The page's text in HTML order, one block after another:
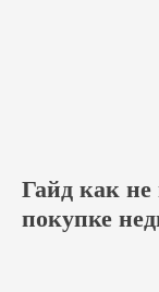
Гайд как
покупке